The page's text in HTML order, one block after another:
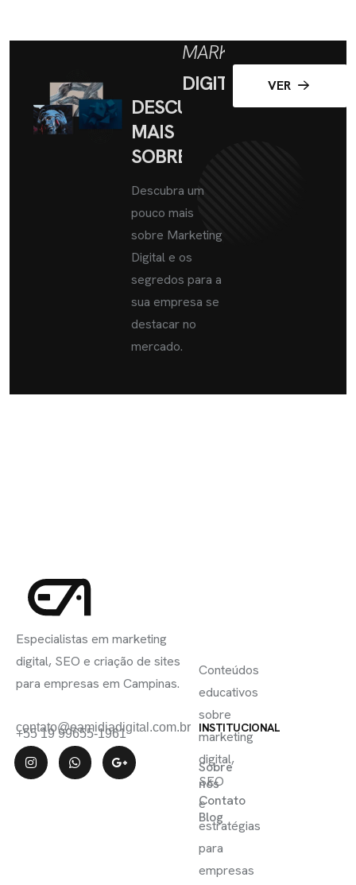
DESCUBRA
MAIS
SOBRE
MARKETING
DIGITAL
Descubra um
pouco mais
sobre Marketing
Digital e os
segredos para a
sua empresa se
destacar no
mercado.
VER
Especialistas em marketing
digital, SEO e criação de sites
para empresas em Campinas.
contato@eamidiadigital.com.br
+55 19 99655-1961 INSTITUCIONAL
Sobre
nós
Contato
Blog
Conteúdos
educativos
sobre
marketing
digital,
SEO
e
estratégias
para
empresas